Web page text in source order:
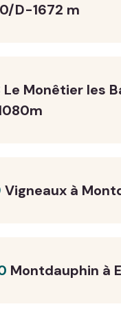
D-1672 m
Le Monêtier les
Vigneaux à
Montdauphin à